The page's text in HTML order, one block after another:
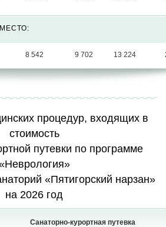
8 542 9 702 13 224
процедур, входящих в
стоимость
путевки по программе
«Пятигорский нарзан»
на 2026 год
Санаторно-курортная путевка